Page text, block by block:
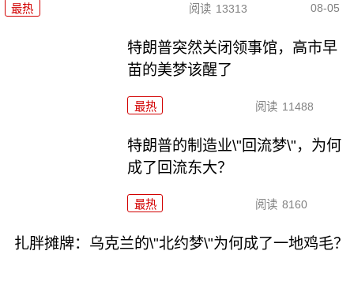
最热 阅读 13313 08-05
特朗普突然关闭领事馆，高市早
苗的美梦该醒了
最热 阅读 11488
特朗普的制造业\"回流梦\"，为何
成了回流东大？
最热 阅读 8160
扎胖摊牌：乌克兰的\"北约梦\"为何成了一地鸡毛？